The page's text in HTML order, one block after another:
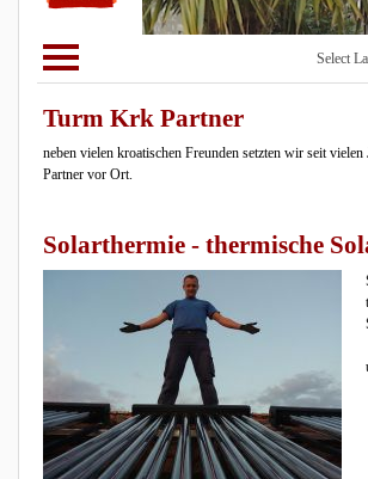
Select
Turm Krk Partner
neben vielen kroatischen Freunden setzten wir seit vielen
Partner vor Ort.
Solarthermie - thermische